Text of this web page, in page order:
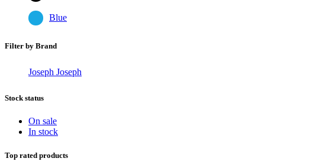
Blue
Filter by Brand
Joseph Joseph
Stock status
On sale
In stock
Top rated products